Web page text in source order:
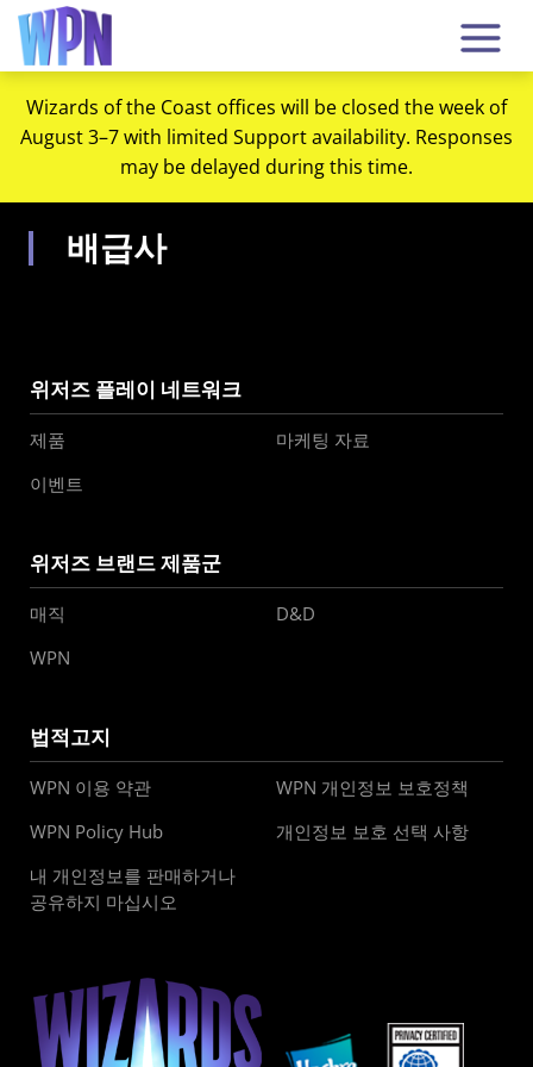
Wizards of the Coast offices will be closed the week of
August 3–7 with limited Support availability. Responses
may be delayed during this time.
배급사
위저즈 플레이 네트워크
제품
마케팅 자료
이벤트
위저즈 브랜드 제품군
매직
D&D
WPN
법적고지
WPN 이용 약관
WPN 개인정보 보호정책
WPN Policy Hub
개인정보 보호 선택 사항
내 개인정보를 판매하거나
공유하지 마십시오